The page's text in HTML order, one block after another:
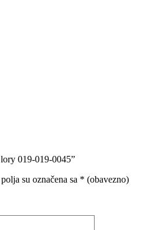
019-019-0045”
su označena sa * (obavezno)